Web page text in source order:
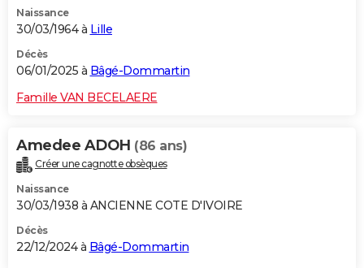
Naissance
30/03/1964 à Lille
Décès
06/01/2025 à Bâgé-Dommartin
Famille VAN BECELAERE
Amedee ADOH (86 ans)
Créer une cagnotte obsèques
Naissance
30/03/1938 à ANCIENNE COTE D'IVOIRE
Décès
22/12/2024 à Bâgé-Dommartin